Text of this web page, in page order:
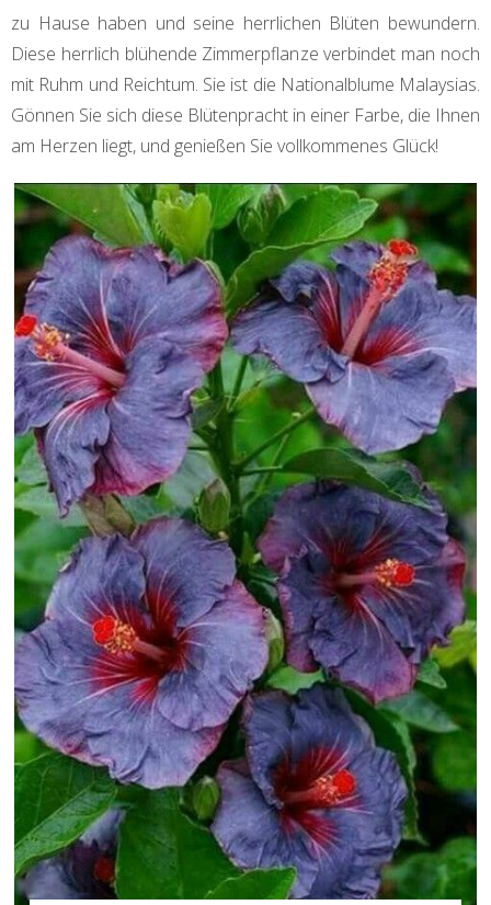
zu Hause haben und seine herrlichen Blüten bewundern.
Diese herrlich blühende Zimmerpflanze verbindet man noch
mit Ruhm und Reichtum. Sie ist die Nationalblume Malaysias.
Gönnen Sie sich diese Blütenpracht in einer Farbe, die Ihnen
am Herzen liegt, und genießen Sie vollkommenes Glück!